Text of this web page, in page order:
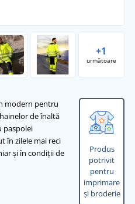
+1
următoare
modern pentru
de înaltă
paspolei
în zilele mai reci
și în condiții de
Produs
potrivit
pentru
imprimare
și broderie